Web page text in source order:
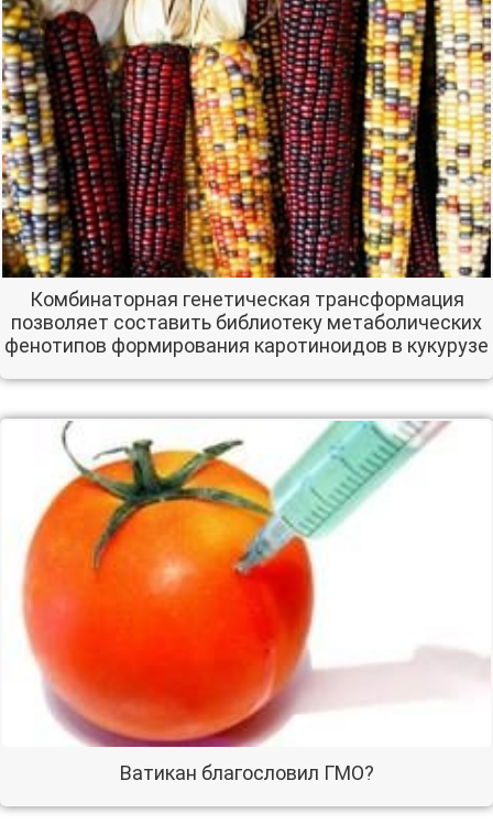
Комбинаторная генетическая трансформация
позволяет составить библиотеку метаболических
фенотипов формирования каротиноидов в кукурузе
Ватикан благословил ГМО?